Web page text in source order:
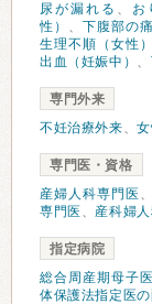
尿が漏れる 、 お
性） 、 下腹部の
生理不順（女性）
出血（妊娠中） 、
専門外来
不妊治療外来、
専門医・資格
産婦人科専門医 、
専門医 、 産科婦
指定病院
総合周産期母子
体保護法指定医